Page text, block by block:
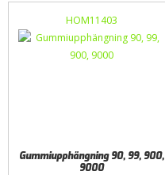
HOM11403
Gummiupphängning 90, 99, 900,
9000